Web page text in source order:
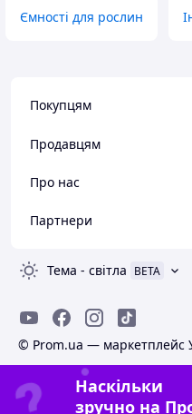
Ємності для рослин
Покупцям
Продавцям
Про нас
Партнери
Тема - світла BETA
© Prom.ua — маркетплейс
Наскільки
зручно на